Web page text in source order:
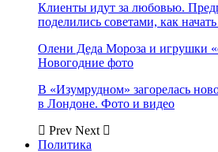
Клиенты идут за любовью.
поделились советами, как
Олени Деда Мороза и игрушки
Новогодние фото
В «Изумрудном» загорелась
в Лондоне. Фото и видео
Prev Next
Политика